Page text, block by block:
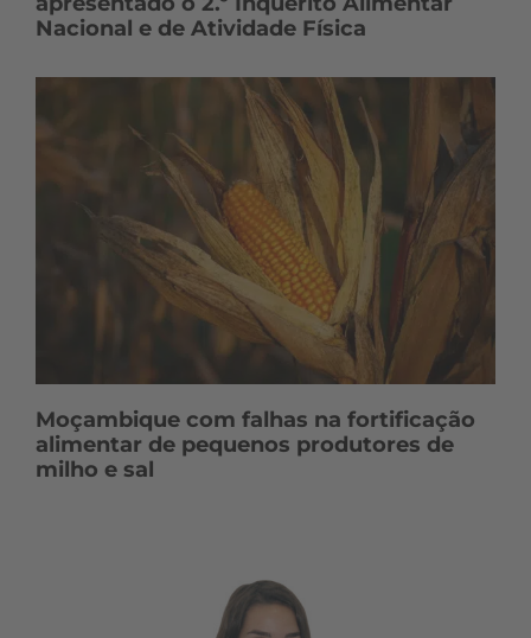
Nacional e de Atividade Física
Moçambique com falhas na fortificação
alimentar de pequenos produtores de
milho e sal